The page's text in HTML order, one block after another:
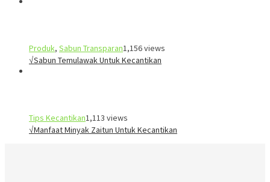
Produk, Sabun Transparan1,156 views
√Sabun Temulawak Untuk Kecantikan
Tips Kecantikan1,113 views
√Manfaat Minyak Zaitun Untuk Kecantikan